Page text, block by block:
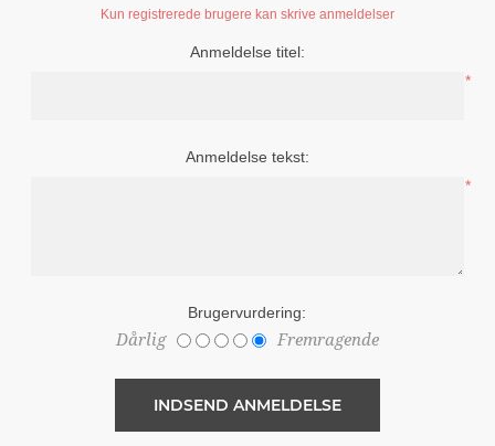
Kun registrerede brugere kan skrive anmeldelser
Anmeldelse titel:
*
Anmeldelse tekst:
*
Brugervurdering:
Dårlig Fremragende